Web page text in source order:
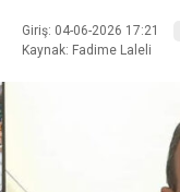
Giriş: 04-06-2026 17:21
Kaynak: Fadime Laleli